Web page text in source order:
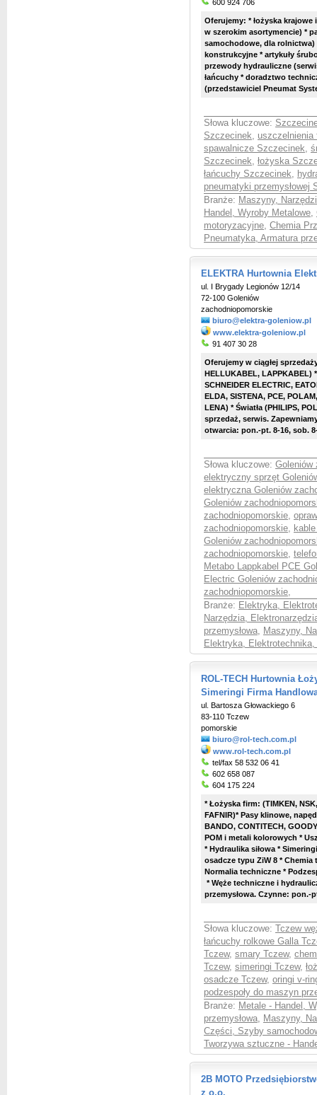
600 924 706
Oferujemy: *łożyska
w szerokim asortymencie) *
samochodowe, dla rolnictwa)
konstrukcyjne * artykuły
przewody hydrauliczne
łańcuchy * doradztwo
(przedstawiciel Pneumat
Słowa kluczowe:
Szczecinek,
spawalnicze Szczecinek,
Szczecinek, łożyska
łańcuchy Szczecinek,
pneumatyki przemysłowej
Branże: Maszyny,
Handel, Wyroby Metalowe,
motoryzacyjne, Chemia
Pneumatyka, Armatura
ELEKTRA Hurtownia
ul. I Brygady Legionów 12/14
72-100 Goleniów
zachodniopomorskie
biuro@elektra-goleniow.pl
www.elektra-goleniow.pl
91 407 30 28
Oferujemy w ciągłej
HELLUKABEL, LAPPKABEL)
SCHNEIDER ELECTRIC,
ELDA, SISTENA, PCE,
LENA) * Światła (PHILIPS,
sprzedaż, serwis.
otwarcia: pon.-pt. 8-16, sob.
Słowa kluczowe: Goleniów
elektryczny sprzęt
elektryczna Goleniów
Goleniów
zachodniopomorskie,
zachodniopomorskie,
Goleniów
zachodniopomorskie,
Metabo Lappkabel PCE
Electric Goleniów
zachodniopomorskie,
Branże: Elektryka,
Narzędzia,
przemysłowa, Maszyny,
Elektryka, Elektrotechnika,
ROL-TECH Hurtownia
Simeringi Firma
ul. Bartosza Głowackiego 6
83-110 Tczew
pomorskie
biuro@rol-tech.com.pl
www.rol-tech.com.pl
tel/fax 58 532 06 41
602 658 087
604 175 224
* Łożyska firm: (TIMKEN,
FAFNIR)* Pasy klinowe,
BANDO, CONTITECH,
POM i metali kolorowych *
* Hydraulika siłowa *
osadcze typu ZiW 8 *
Normalia techniczne *
*Węże techniczne i
przemysłowa. Czynne: pon.-
Słowa kluczowe:
Tczew
łańcuchy rolkowe Galla
Tczew, smary Tczew,
Tczew, simeringi Tczew,
osadcze Tczew, oringi v-
podzespoły do maszyn
Branże: Metale - Handel,
przemysłowa, Maszyny,
Części, Szyby
Tworzywa sztuczne -
2B MOTO
z o.o.